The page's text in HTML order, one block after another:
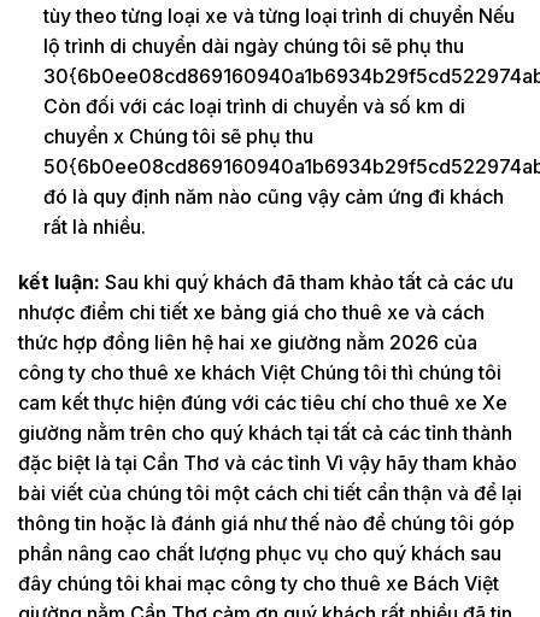
tùy theo từng loại xe và từng loại trình di chuyển Nếu
lộ trình di chuyển dài ngày chúng tôi sẽ phụ thu
Còn đối với các loại trình di chuyển và số km di
chuyển x Chúng tôi sẽ phụ thu
đó là quy định năm nào cũng vậy cảm ứng đi khách
rất là nhiều.
kết luận: Sau khi quý khách đã tham khảo tất cả các ưu
nhược điểm chi tiết xe bảng giá cho thuê xe và cách
thức hợp đồng liên hệ hai xe giường nằm 2026 của
công ty cho thuê xe khách Việt Chúng tôi thì chúng tôi
cam kết thực hiện đúng với các tiêu chí cho thuê xe Xe
giường nằm trên cho quý khách tại tất cả các tỉnh thành
đặc biệt là tại Cần Thơ và các tỉnh Vì vậy hãy tham khảo
bài viết của chúng tôi một cách chi tiết cẩn thận và để lại
thông tin hoặc là đánh giá như thế nào để chúng tôi góp
phần nâng cao chất lượng phục vụ cho quý khách sau
đây chúng tôi khai mạc công ty cho thuê xe Bách Việt